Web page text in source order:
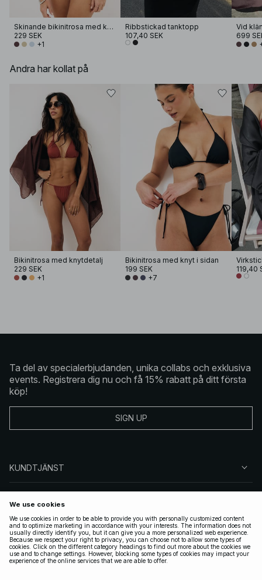
Skinande bikinitrosa med knyt i sidan
229 SEK
+1
Ribbstickad tanktopp
107,40 SEK
Vid
699
Andra har kollat på
Bikinitrosa med knytdetalj
229 SEK
+1
Bikinitrosa med knyt i sidan
199 SEK
+7
119,40
Ta del av specialerbjudanden, unika collabs och exklusiva
events. Registrera dig nu och få 15% rabatt på ditt första
köp!
SIGN UP
KUNDTJÄNST
FÖLJ OSS
JURIDISKT